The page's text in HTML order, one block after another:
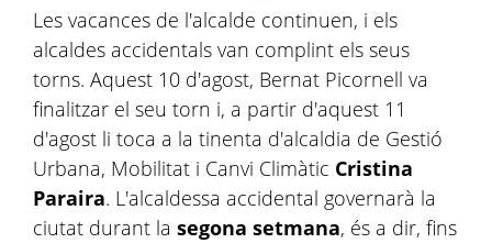
Les vacances de l'alcalde continuen, i els
alcaldes accidentals van complint els seus
torns. Aquest 10 d'agost, Bernat Picornell va
finalitzar el seu torn i, a partir d'aquest 11
d'agost li toca a la tinenta d'alcaldia de Gestió
Urbana, Mobilitat i Canvi Climàtic Cristina
Paraira. L'alcaldessa accidental governarà la
ciutat durant la segona setmana, és a dir, fins